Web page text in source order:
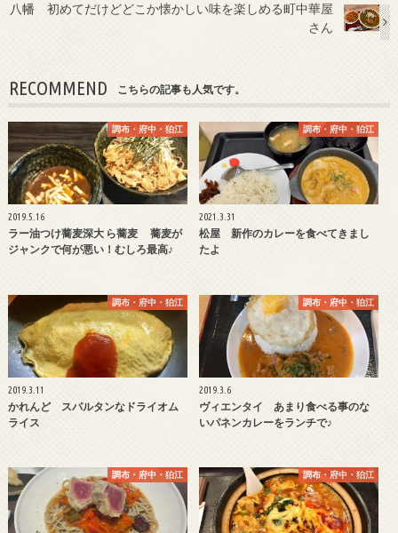
八幡 初めてだけどどこか懐かしい味を楽しめる町中華屋
さん
RECOMMEND こちらの記事も人気です。
調布・府中・狛江
2019.5.16
ラー油つけ蕎麦深大 ら蕎麦 蕎麦が
ジャンクで何が悪い！むしろ最高♪
調布・府中・狛江
2021.3.31
松屋 新作のカレーを食べてきまし
たよ
調布・府中・狛江
2019.3.11
かれんど スパルタンなドライオム
ライス
調布・府中・狛江
2019.3.6
ヴィエンタイ あまり食べる事のな
いパネンカレーをランチで♪
調布・府中・狛江 調布・府中・狛江